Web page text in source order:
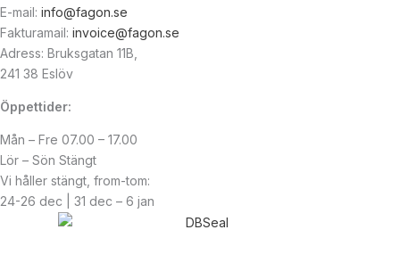
E-mail: info@fagon.se
Fakturamail: invoice@fagon.se
Adress: Bruksgatan 11B,
241 38 Eslöv
Öppettider:
Mån – Fre 07.00 – 17.00
Lör – Sön Stängt
Vi håller stängt, from-tom:
24-26 dec | 31 dec – 6 jan